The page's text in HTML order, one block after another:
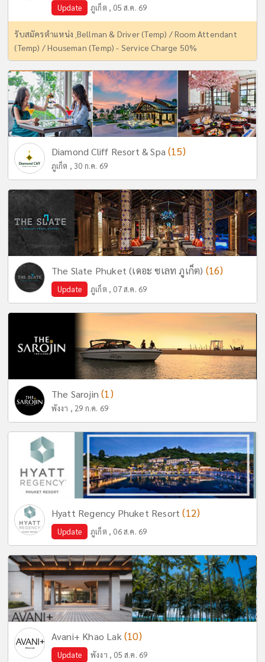
Update ภูเก็ต , 05 ส.ค. 69
รับสมัครตำแหน่ง ฺBellman & Driver (Temp) / Room Attendant
(Temp) / Houseman (Temp) - Service Charge 50%
Diamond Cliff Resort & Spa(15)
ภูเก็ต , 30 ก.ค. 69
The Slate Phuket (เดอะ ซเลท ภูเก็ต) (16)
Update ภูเก็ต , 07 ส.ค. 69
The Sarojin(1)
พังงา , 29 ก.ค. 69
Hyatt Regency Phuket Resort(12)
Update ภูเก็ต , 06 ส.ค. 69
Avani+ Khao Lak (10)
Update พังงา , 05 ส.ค. 69